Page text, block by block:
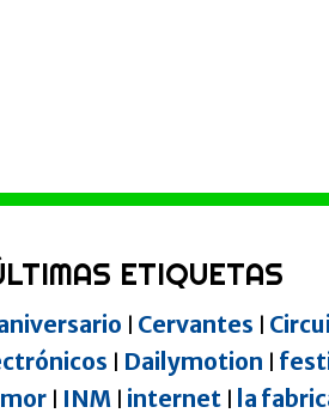
ETIQUETAS
Cervantes
Dailymotion
INM internet la